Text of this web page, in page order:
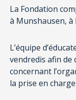
La Fondation
à Munshausen, à
L’équipe
vendredis afin
concernant
la prise en